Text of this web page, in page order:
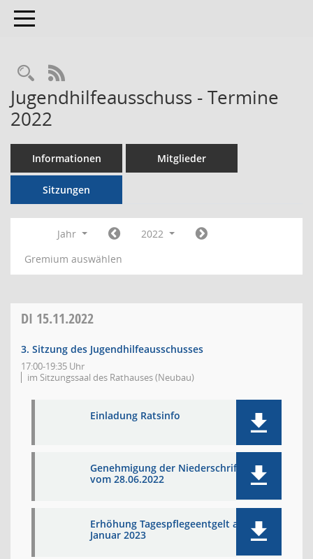
Toggle navigation
RSS-Feed
Jugendhilfeausschuss - Termine
2022
Informationen Mitglieder
Sitzungen
Jahr
2022
Gremium auswählen
DI 15.11.2022
3. Sitzung des Jugendhilfeausschusses
17:00-19:35 Uhr
im Sitzungssaal des Rathauses (Neubau)
Einladung Ratsinfo
Genehmigung der Niederschrift
vom 28.06.2022
Erhöhung Tagespflegeentgelt ab
Januar 2023